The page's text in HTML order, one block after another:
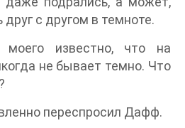
друг с другом в темноте.
известно, что на
не бывает темно. Что
переспросил Дафф.